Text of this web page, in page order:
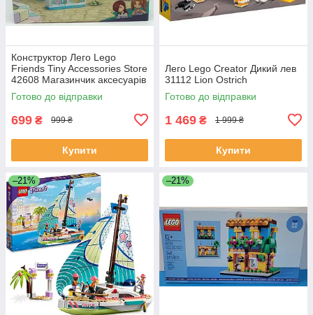
Конструктор Лего Lego
Friends Tiny Accessories Store
42608 Магазинчик аксесуарів
Готово до відправки
699 ₴ 999 ₴
Купити
Лего Lego Creator Дикий лев
31112 Lion Ostrich
Готово до відправки
1 469 ₴ 1 999 ₴
Купити
–21% –21%